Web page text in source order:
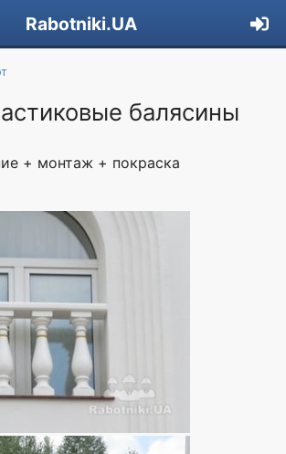
Rabotniki.UA
балясины
+ монтаж + покраска